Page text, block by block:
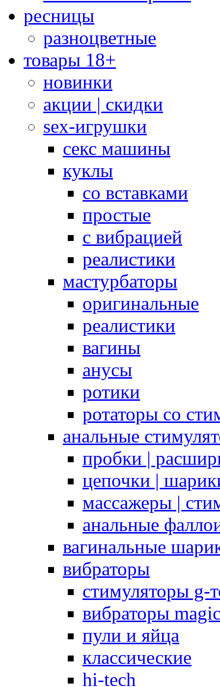
ресницы
разноцветные
товары 18+
новинки
акции | скидки
sex-игрушки
секс машины
куклы
со вставками
простые
с вибрацией
реалистики
мастурбаторы
оригинальные
реалистики
вагины
анусы
ротики
ротаторы со
анальные
пробки |
цепочки |
массажеры |
анальные
вагинальные
вибраторы
стимуляторы g-
вибраторы
пули и яйца
классические
hi-tech